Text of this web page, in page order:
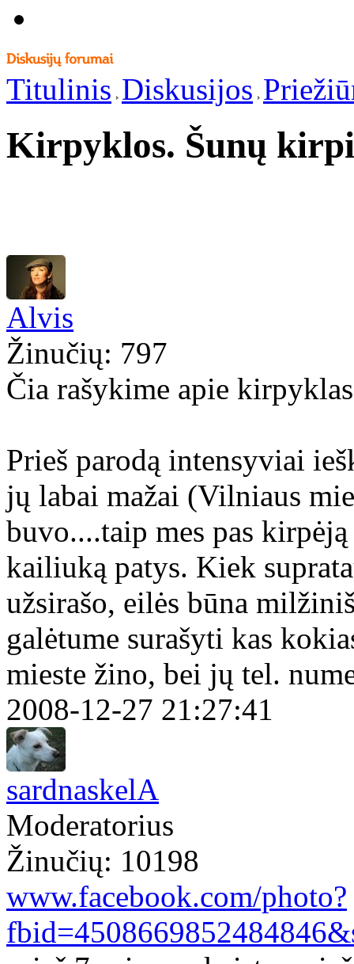
Titulinis Diskusijos
Kirpyklos. Šunų
Alvis
Žinučių: 797
Čia rašykime apie
Prieš parodą intensyviai
jų labai mažai (Vilniaus
buvo....taip mes pas
kailiuką patys. Kiek
užsirašo, eilės būna
galėtume surašyti kas
mieste žino, bei jų tel.
2008-12-27 21:27:41
sardnaskelA
Moderatorius
Žinučių: 10198
www.facebook.com/photo?